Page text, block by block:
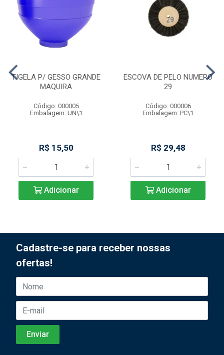
TIGELA P/ GESSO GRANDE
MAQUIRA
Código: 000005
Embalagem: UN\1
R$ 15,50
Adicionar
ESCOVA DE PELO NUMERO
29
Código: 000006
Embalagem: PC\1
R$ 29,48
Adicionar
Cadastre-se para receber nossas
ofertas!